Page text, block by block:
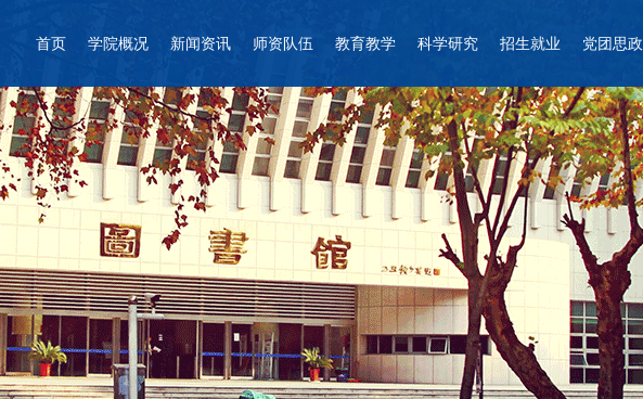
首页 学院概况 新闻资讯 师资队伍 教育教学 科学研究 招生就业 党团思政